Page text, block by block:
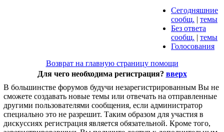
Сегодняшние
сообщ. | темы
Без ответа
сообщ. | темы
Голосования
Возврат на главную страницу помощи
Для чего необходима регистрация? вверх
В большинстве форумов будучи незарегистрированным Вы не
сможете создавать новые темы или отвечать на отправленные
другими пользователями сообщения, если администратор
специально это не разрешит. Таким образом для участия в
дискуссиях регистрация является обязательной. Кроме того,